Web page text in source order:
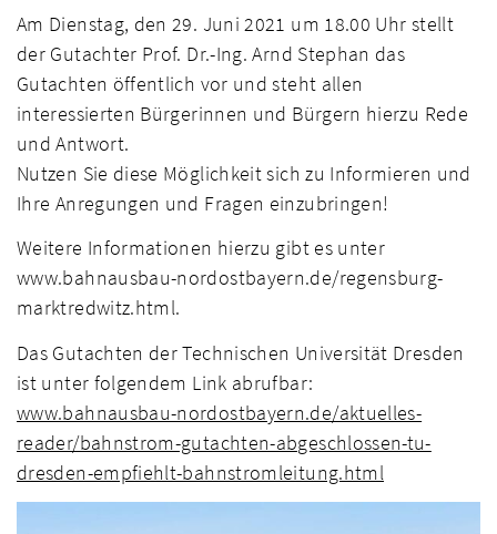
Am Dienstag, den 29. Juni 2021 um 18.00 Uhr stellt
der Gutachter Prof. Dr.-Ing. Arnd Stephan das
Gutachten öffentlich vor und steht allen
interessierten Bürgerinnen und Bürgern hierzu Rede
und Antwort.
Nutzen Sie diese Möglichkeit sich zu Informieren und
Ihre Anregungen und Fragen einzubringen!
Weitere Informationen hierzu gibt es unter
www.bahnausbau-nordostbayern.de/regensburg-
marktredwitz.html.
Das Gutachten der Technischen Universität Dresden
ist unter folgendem Link abrufbar:
www.bahnausbau-nordostbayern.de/aktuelles-
reader/bahnstrom-gutachten-abgeschlossen-tu-
dresden-empfiehlt-bahnstromleitung.html